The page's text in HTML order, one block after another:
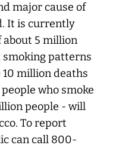
major cause of
It is currently
about 5 million
smoking patterns
million deaths
who smoke
people - will
To report
can call 800-